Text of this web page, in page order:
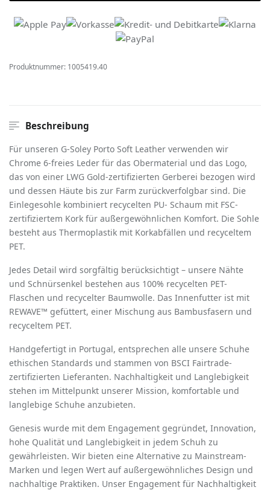
Produktnummer: 1005419.40
Beschreibung
Für unseren G-Soley Porto Soft Leather verwenden wir
Chrome 6-freies Leder für das Obermaterial und das Logo,
das von einer LWG Gold-zertifizierten Gerberei bezogen wird
und dessen Häute bis zur Farm zurückverfolgbar sind. Die
Einlegesohle kombiniert recycelten PU- Schaum mit FSC-
zertifiziertem Kork für außergewöhnlichen Komfort. Die Sohle
besteht aus Thermoplastik mit Korkabfällen und recyceltem
PET.
Jedes Detail wird sorgfältig berücksichtigt – unsere Nähte
und Schnürsenkel bestehen aus 100% recycelten PET-
Flaschen und recycelter Baumwolle. Das Innenfutter ist mit
REWAVE™ gefüttert, einer Mischung aus Bambusfasern und
recyceltem PET.
Handgefertigt in Portugal, entsprechen alle unsere Schuhe
ethischen Standards und stammen von BSCI Fairtrade-
zertifizierten Lieferanten. Nachhaltigkeit und Langlebigkeit
stehen im Mittelpunkt unserer Mission, komfortable und
langlebige Schuhe anzubieten.
Genesis wurde mit dem Engagement gegründet, Innovation,
hohe Qualität und Langlebigkeit in jedem Schuh zu
gewährleisten. Wir bieten eine Alternative zu Mainstream-
Marken und legen Wert auf außergewöhnliches Design und
nachhaltige Praktiken. Unser Engagement für Nachhaltigkeit